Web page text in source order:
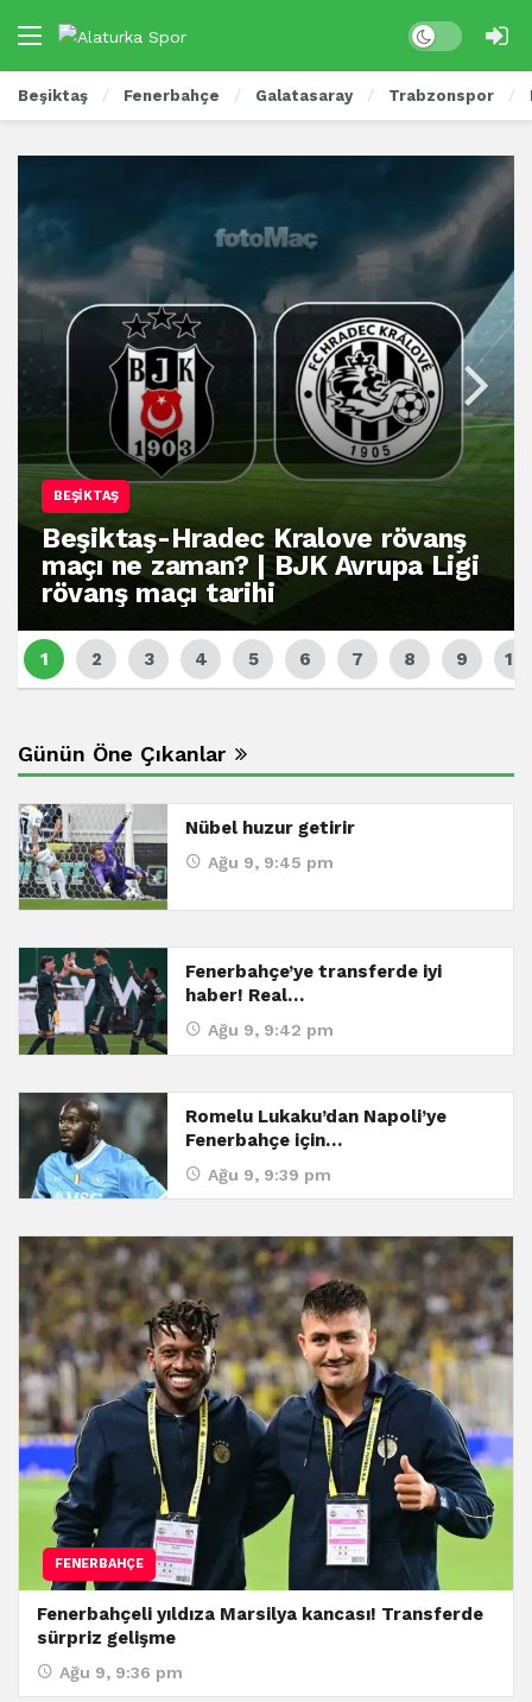
Beşiktaş Fenerbahçe Galatasaray Trabzonspor
BEŞIKTAŞ
Beşiktaş-Hradec Kralove rövanş
maçı ne zaman? | BJK Avrupa Ligi
rövanş maçı tarihi
Günün Öne Çıkanlar
Nübel huzur getirir
Ağu 9, 9:45 pm
Fenerbahçe’ye transferde iyi
haber! Real…
Ağu 9, 9:42 pm
Romelu Lukaku’dan Napoli’ye
Fenerbahçe için…
Ağu 9, 9:39 pm
FENERBAHÇE
Fenerbahçeli yıldıza Marsilya kancası! Transferde
sürpriz gelişme
Ağu 9, 9:36 pm